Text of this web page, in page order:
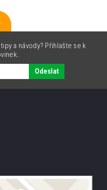
a návody? Přihlašte se k
Odeslat